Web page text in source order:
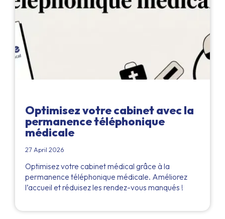
Optimisez votre cabinet avec la
permanence téléphonique
médicale
27 April 2026
Optimisez votre cabinet médical grâce à la
permanence téléphonique médicale. Améliorez
l’accueil et réduisez les rendez-vous manqués !